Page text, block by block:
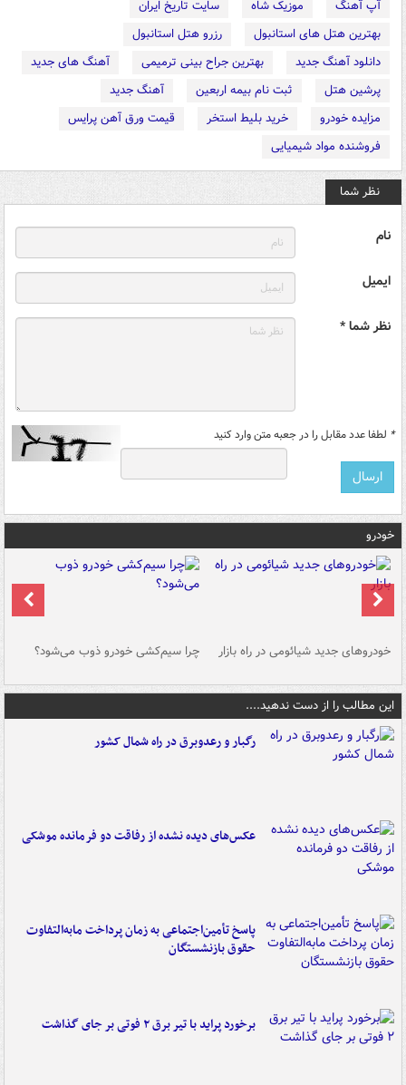
آپ آهنگ موزیک شاه
سایت تاریخ ایران
بهترین هتل های استانبول
رزرو هتل استانبول
دانلود آهنگ جدید
بهترین جراح بینی ترمیمی
آهنگ های جدید
پرشین هتل
ثبت نام بیمه اربعین
آهنگ جدید
مزایده خودرو
خرید بلیط استخر
قیمت ورق آهن پرایس
فروشنده مواد شیمیایی
نظر شما
نام
ایمیل
نظر شما *
* لطفا عدد مقابل را در جعبه متن وارد کنید
خودرو
خودروهای جدید شیائومی در راه بازار چرا سیم‌کشی خودرو ذوب می‌شود؟
این مطالب را از دست ندهید....
رگبار و رعدوبرق در راه شمال کشور
عکس‌های دیده نشده از رفاقت دو فرمانده‌ موشکی
پاسخ تأمین‌اجتماعی به زمان پرداخت مابه‌التفاوت
حقوق بازنشستگان
برخورد پراید با تیر برق ۲ فوتی بر جای گذاشت